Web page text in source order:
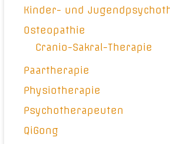
Kinder- und
Osteopathie
Cranio-Sakral-Therapie
Paartherapie
Physiotherapie
Psychotherapeuten
QiGong